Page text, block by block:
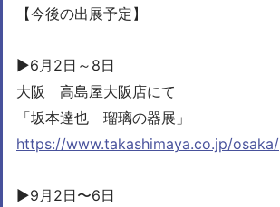
【今後の出展予定】
▶︎6月2日～8日
大阪 高島屋大阪店にて
「坂本達也 瑠璃の器展」
https://www.takashimaya.co.jp/osaka/
▶︎9月2日〜6日